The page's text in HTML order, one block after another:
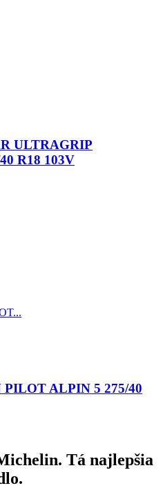
ULTRAGRIP
R18 103V
ALPIN 5 275/40
Tá najlepšia